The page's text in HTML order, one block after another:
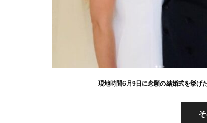
現地時間6月9日に念願の結婚式を挙げ